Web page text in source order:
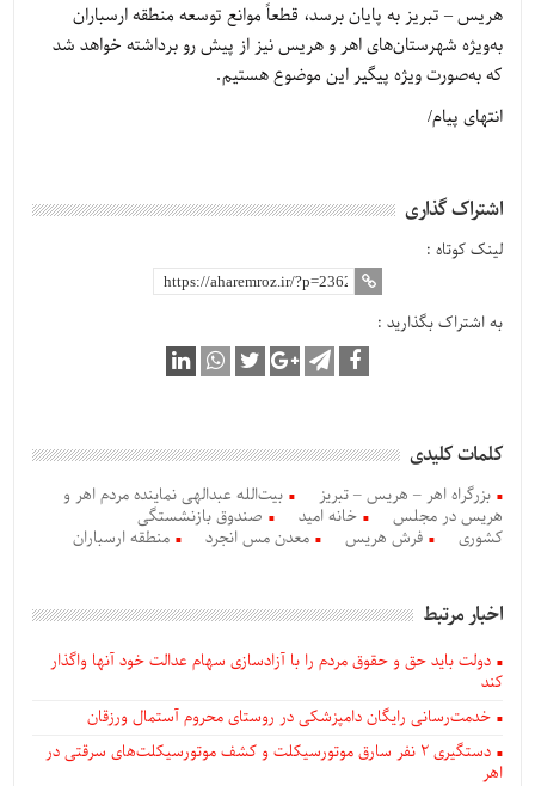
هریس – تبریز به پایان برسد، قطعاً موانع توسعه منطقه ارسباران
به‌ویژه شهرستان‌های اهر و هریس نیز از پیش رو برداشته خواهد شد
که به‌صورت ویژه پیگیر این موضوع هستیم.
انتهای پیام/
اشتراک گذاری
لینک کوتاه :
به اشتراک بگذارید :
کلمات کلیدی
بزرگراه اهر – هریس – تبریز
بیت‌الله عبدالهی نماینده مردم اهر و
هریس در مجلس
خانه امید
صندوق بازنشستگی
کشوری
فرش هریس معدن مس انجرد منطقه ارسباران
اخبار مرتبط
دولت باید حق و حقوق مردم را با آزادسازی سهام عدالت خود آنها واگذار
کند
خدمت‌رسانی رایگان دامپزشکی در روستای محروم آستمال ورزقان
دستگيری ۲ نفر سارق موتورسیکلت و کشف موتورسیکلت‌های سرقتی در
اهر